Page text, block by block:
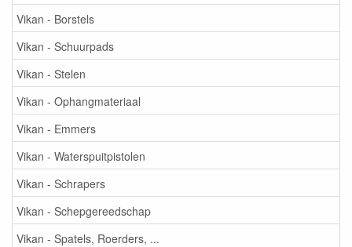
Vikan - Borstels
Vikan - Schuurpads
Vikan - Stelen
Vikan - Ophangmateriaal
Vikan - Emmers
Vikan - Waterspuitpistolen
Vikan - Schrapers
Vikan - Schepgereedschap
Vikan - Spatels, Roerders, ...